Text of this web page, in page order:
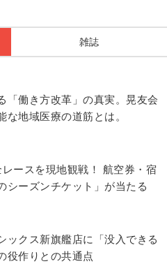
雑誌
「働き方改革」の真実。晃友会
な地域医療の道筋とは。
ースを現地観戦！ 航空券・宿
シーズンチケット」が当たる
ックス新旗艦店に「没入できる
作りとの共通点